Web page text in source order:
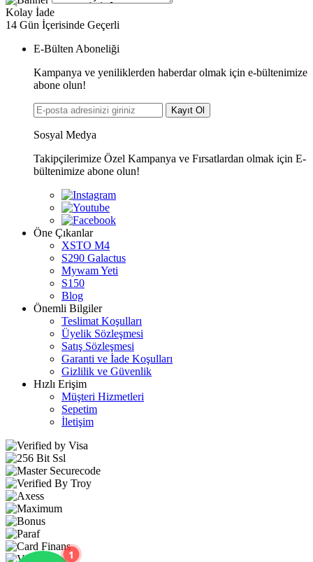
1
Kolay İade
14 Gün İçerisinde Geçerli
E-Bülten Aboneliği
Kampanya ve yeniliklerden haberdar olmak için e-bültenimize
abone olun!
Kayıt Ol
Sosyal Medya
Takipçilerimize Özel Kampanya ve Fırsatlardan olmak için E-
bültenimize abone olun!
Öne Çıkanlar
XSTO M4
S290 Galactus
Mywam Yeti
S150
Blog
Önemli Bilgiler
Teslimat Koşulları
Üyelik Sözleşmesi
Satış Sözleşmesi
Garanti ve İade Koşulları
Gizlilik ve Güvenlik
Hızlı Erişim
Müşteri Hizmetleri
Sepetim
İletişim